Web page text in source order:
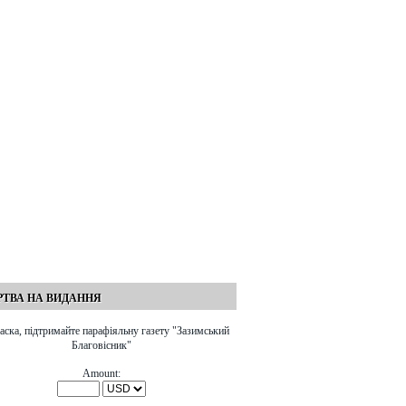
НА ВИДАННЯ
підтримайте парафіяльну газету "Зазимський
Благовісник"
Amount: